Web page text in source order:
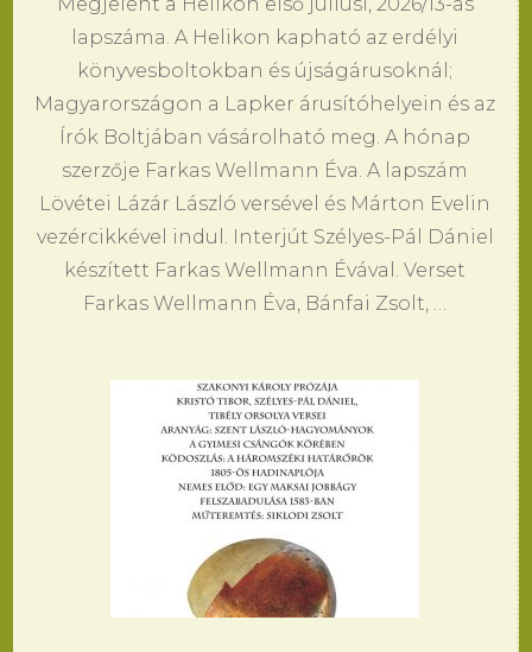
lapszáma. A Helikon kapható az erdélyi
könyvesboltokban és újságárusoknál;
Magyarországon a Lapker árusítóhelyein és az
Írók Boltjában vásárolható meg. A hónap
szerzője Farkas Wellmann Éva. A lapszám
Lövétei Lázár László versével és Márton Evelin
vezércikkével indul. Interjút Szélyes-Pál Dániel
készített Farkas Wellmann Évával. Verset
Farkas Wellmann Éva, Bánfai Zsolt, …